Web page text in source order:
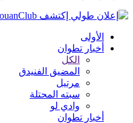
الأولى
أخبار تطوان
الكل
المضيق الفنيدق
مرتيل
سبته المحتلة
وادي لو
أخبار تطوان